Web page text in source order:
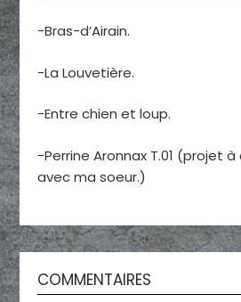
-Bras-d’Airain.
-La Louvetière.
-Entre chien et loup.
-Perrine Aronnax T.01 (projet
avec ma soeur.)
COMMENTAIRES